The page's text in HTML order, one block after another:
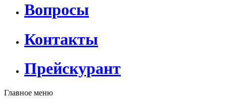
Вопросы
Контакты
Прейскурант
Главное меню